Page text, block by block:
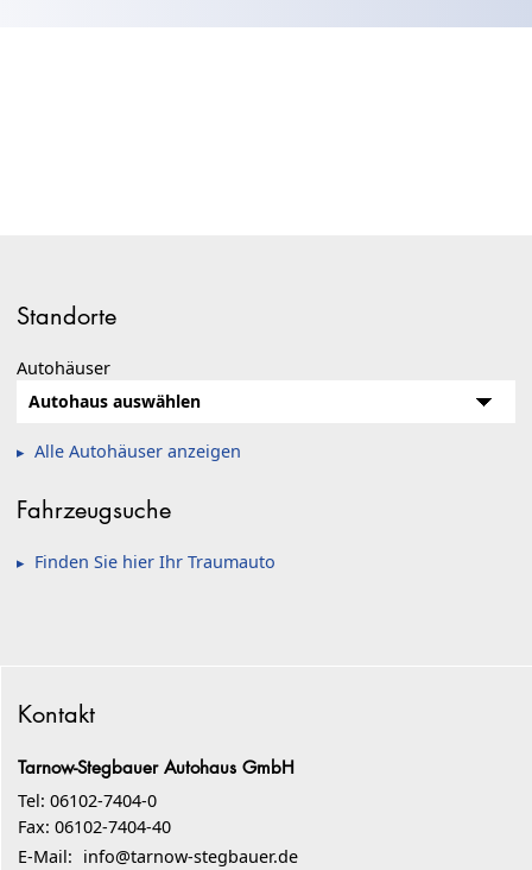
Standorte
Autohäuser
Alle Autohäuser anzeigen
Fahrzeugsuche
Finden Sie hier Ihr Traumauto
Kontakt
Tarnow-Stegbauer Autohaus GmbH
Tel: 06102-7404-0
Fax: 06102-7404-40
E-Mail: info@tarnow-stegbauer.de